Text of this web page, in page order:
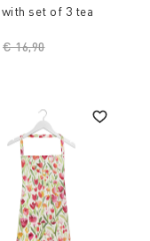
set of 3 tea
Price reduced from
€ 16,90to